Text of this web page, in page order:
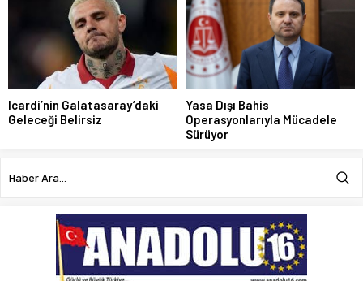
Icardi’nin Galatasaray’daki
Geleceği Belirsiz
Yasa Dışı Bahis
Operasyonlarıyla Mücadele
Sürüyor